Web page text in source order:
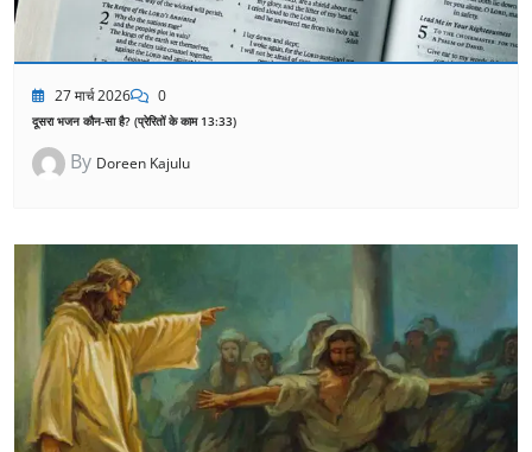
27 मार्च 2026 0
दूसरा भजन कौन-सा है? (प्रेरितों के काम 13:33)
By Doreen Kajulu